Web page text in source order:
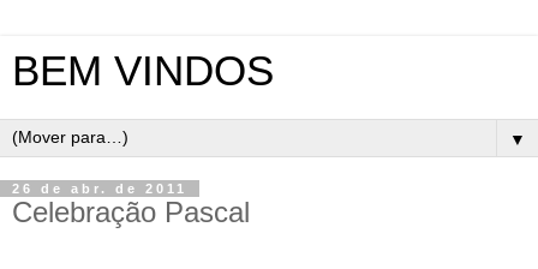
BEM VINDOS
▼
26 de abr. de 2011
Celebração Pascal